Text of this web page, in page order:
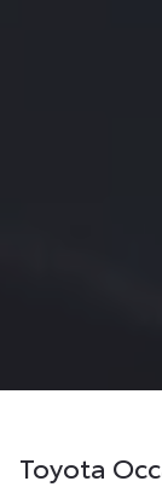
Toyota